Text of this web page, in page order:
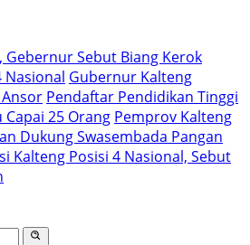
Gebernur Sebut Biang Kerok
Nasional Gubernur Kalteng
Pendaftar Pendidikan Tinggi
25 Orang Pemprov Kalteng
Dukung Swasembada Pangan
Kalteng Posisi 4 Nasional, Sebut